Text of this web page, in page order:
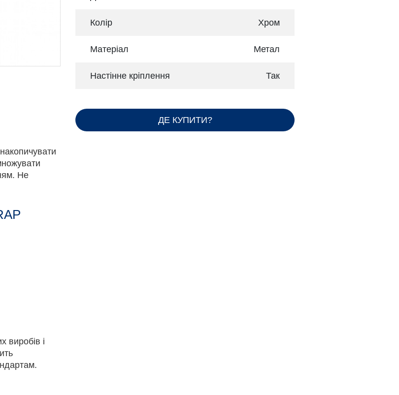
Не
виробів і
Колір Хром
Матеріал Метал
Настінне кріплення Так
ДЕ КУПИТИ?